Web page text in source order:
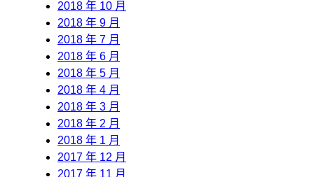
2018 年 10 月
2018 年 9 月
2018 年 7 月
2018 年 6 月
2018 年 5 月
2018 年 4 月
2018 年 3 月
2018 年 2 月
2018 年 1 月
2017 年 12 月
2017 年 11 月